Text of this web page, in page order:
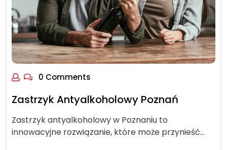
0 Comments
Zastrzyk Antyalkoholowy Poznań
Zastrzyk antyalkoholowy w Poznaniu to
innowacyjne rozwiązanie, które może przynieść…